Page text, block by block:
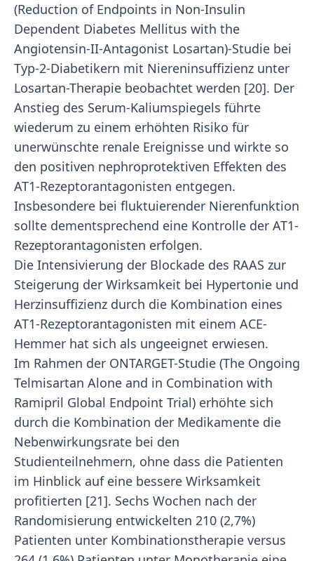
(Reduction of Endpoints in Non-Insulin
Dependent Diabetes Mellitus with the
Angiotensin-II-Antagonist Losartan)-Studie bei
Typ-2-Diabetikern mit Niereninsuffizienz unter
Losartan-Therapie beobachtet werden [20]. Der
Anstieg des Serum-Kaliumspiegels führte
wiederum zu einem erhöhten Risiko für
unerwünschte renale Ereignisse und wirkte so
den positiven nephroprotektiven Effekten des
AT1-Rezeptorantagonisten entgegen.
Insbesondere bei fluktuierender Nierenfunktion
sollte dementsprechend eine Kontrolle der AT1-
Rezeptorantagonisten erfolgen.
Die Intensivierung der Blockade des RAAS zur
Steigerung der Wirksamkeit bei Hypertonie und
Herzinsuffizienz durch die Kombination eines
AT1-Rezeptorantagonisten mit einem ACE-
Hemmer hat sich als ungeeignet erwiesen.
Im Rahmen der ONTARGET-Studie (The Ongoing
Telmisartan Alone and in Combination with
Ramipril Global Endpoint Trial) erhöhte sich
durch die Kombination der Medikamente die
Nebenwirkungsrate bei den
Studienteilnehmern, ohne dass die Patienten
im Hinblick auf eine bessere Wirksamkeit
profitierten [21]. Sechs Wochen nach der
Randomisierung entwickelten 210 (2,7%)
Patienten unter Kombinationstherapie versus